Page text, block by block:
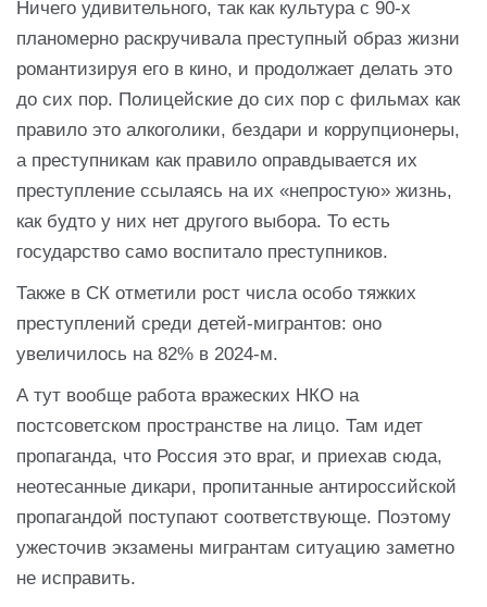
Ничего удивительного, так как культура с 90-х
планомерно раскручивала преступный образ жизни
романтизируя его в кино, и продолжает делать это
до сих пор. Полицейские до сих пор с фильмах как
правило это алкоголики, бездари и коррупционеры,
а преступникам как правило оправдывается их
преступление ссылаясь на их «непростую» жизнь,
как будто у них нет другого выбора. То есть
государство само воспитало преступников.
Также в СК отметили рост числа особо тяжких
преступлений среди детей-мигрантов: оно
увеличилось на 82% в 2024-м.
А тут вообще работа вражеских НКО на
постсоветском пространстве на лицо. Там идет
пропаганда, что Россия это враг, и приехав сюда,
неотесанные дикари, пропитанные антироссийской
пропагандой поступают соответствующе. Поэтому
ужесточив экзамены мигрантам ситуацию заметно
не исправить.